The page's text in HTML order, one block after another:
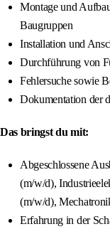
Montage und
Baugruppen
Installation und
Durchführung von
Fehlersuche sowie
Dokumentation der
Das bringst du mit:
Abgeschlossene
(m/w/d),
(m/w/d),
Erfahrung in der